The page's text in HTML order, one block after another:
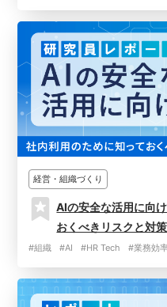
経営・組織づくり
AIの安全な活用に向
おくべきリスクと対
#組織 #AI #HR Tech #業務効